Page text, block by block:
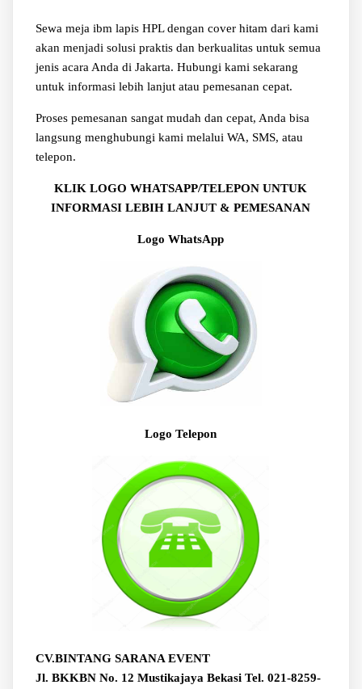
Sewa meja ibm lapis HPL dengan cover hitam dari kami
akan menjadi solusi praktis dan berkualitas untuk semua
jenis acara Anda di Jakarta. Hubungi kami sekarang
untuk informasi lebih lanjut atau pemesanan cepat.
Proses pemesanan sangat mudah dan cepat, Anda bisa
langsung menghubungi kami melalui WA, SMS, atau
telepon.
KLIK LOGO WHATSAPP/TELEPON UNTUK
INFORMASI LEBIH LANJUT & PEMESANAN
Logo WhatsApp
Logo Telepon
CV.BINTANG SARANA EVENT
Jl. BKKBN No. 12 Mustikajaya Bekasi Tel. 021-8259-